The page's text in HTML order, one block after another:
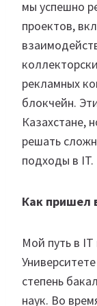
мы успешно
проектов,
рекламных
блокчейн.
Казахстане,
решать
подходы в IT.
Как пришел
Мой путь в IT
степень
наук. Во